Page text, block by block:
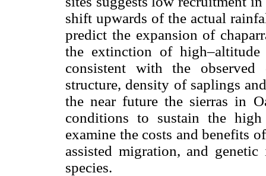
shift upwards of the actual
predict the expansion of
the extinction of high–altitude
consistent with the
structure, density of saplings
the near future the sierras in
conditions to sustain the
examine the costs and benefits
assisted migration, and
species.